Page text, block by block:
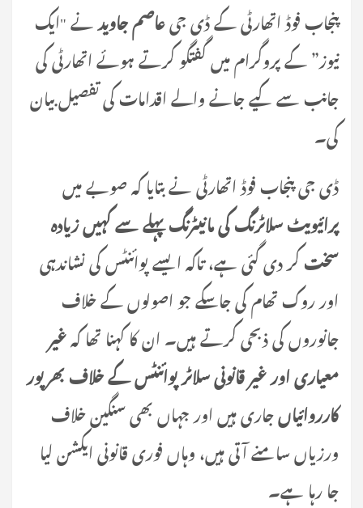
پنجاب فوڈ اتھارٹی کے ڈی جیعاصم جاویدنے "ایک
نیوز” کے پروگرام میں گفتگو کرتے ہوئے اتھارٹی کی
جانب سے کیے جانے والے اقدامات کی تفصیل بیان
کی۔
ڈی جی پنجاب فوڈ اتھارٹی نے بتایا کہ صوبے میں
پرائیویٹ سلاٹرنگ کی مانیٹرنگ پہلے سے کہیں زیادہ
سختکر دی گئی ہے، تاکہ ایسے پوائنٹس کی نشاندہی
اور روک تھام کی جاسکے جو اصولوں کے خلاف
جانوروں کی ذبحی کرتے ہیں۔ ان کا کہنا تھا کہغیر
معیاری اور غیر قانونی سلاٹر پوائنٹس کے خلاف بھرپور
کارروائیاںجاری ہیں اور جہاں بھی سنگین خلاف
ورزیاں سامنے آتی ہیں، وہاں فوری قانونی ایکشن لیا
جا رہا ہے۔